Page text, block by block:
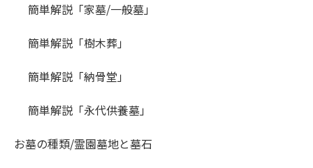
簡単解説「家墓/一般墓」
簡単解説「樹木葬」
簡単解説「納骨堂」
簡単解説「永代供養墓」
お墓の種類/霊園墓地と墓石